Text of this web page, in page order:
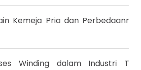
Kemeja Pria dan
Winding dalam Industri